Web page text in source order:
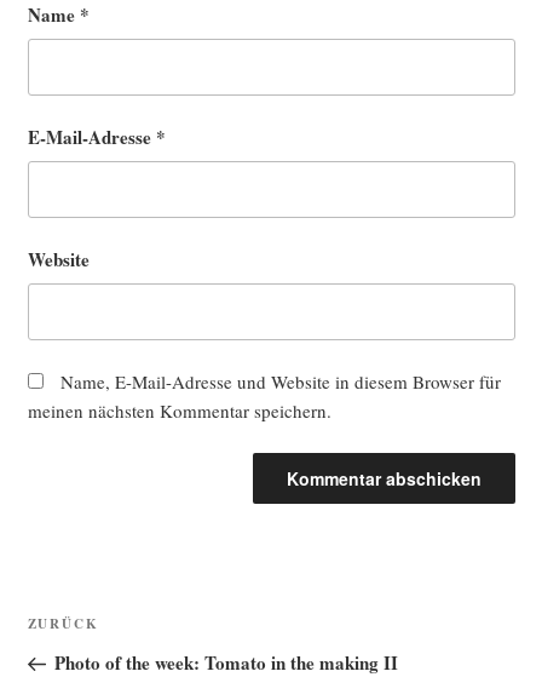
Name *
E-Mail-Adresse *
Website
Name, E-Mail-Adresse und Website in diesem Browser für
meinen nächsten Kommentar speichern.
Beitragsnavigation
Vorheriger
Beitrag
ZURÜCK
Photo of the week: Tomato in the making II